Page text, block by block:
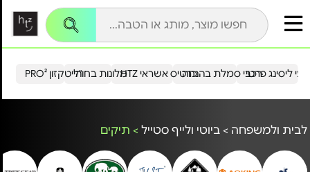
הייטקזון PRO²מלונות בחו"ל כרטיס אשראי HTZ ליסינג פרטירכבי סמלת בהנחה
לבית ולמשפחה > ביוטי ולייף סטייל > תיקים